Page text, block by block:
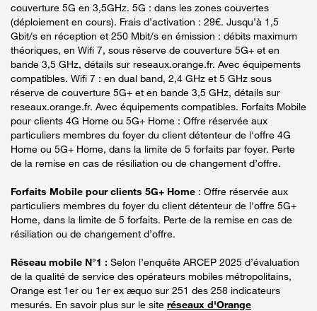
couverture 5G en 3,5GHz. 5G : dans les zones couvertes
(déploiement en cours). Frais d’activation : 29€. Jusqu’à 1,5
Gbit/s en réception et 250 Mbit/s en émission : débits maximum
théoriques, en Wifi 7, sous réserve de couverture 5G+ et en
bande 3,5 GHz, détails sur reseaux.orange.fr. Avec équipements
compatibles. Wifi 7 : en dual band, 2,4 GHz et 5 GHz sous
réserve de couverture 5G+ et en bande 3,5 GHz, détails sur
reseaux.orange.fr. Avec équipements compatibles. Forfaits Mobile
pour clients 4G Home ou 5G+ Home : Offre réservée aux
particuliers membres du foyer du client détenteur de l'offre 4G
Home ou 5G+ Home, dans la limite de 5 forfaits par foyer. Perte
de la remise en cas de résiliation ou de changement d’offre.
Forfaits Mobile pour clients 5G+ Home : Offre réservée aux
particuliers membres du foyer du client détenteur de l'offre 5G+
Home, dans la limite de 5 forfaits. Perte de la remise en cas de
résiliation ou de changement d’offre.
Réseau mobile N°1 : Selon l’enquête ARCEP 2025 d’évaluation
de la qualité de service des opérateurs mobiles métropolitains,
Orange est 1er ou 1er ex æquo sur 251 des 258 indicateurs
mesurés. En savoir plus sur le site réseaux d'Orange